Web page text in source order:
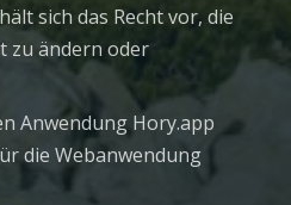
sich das Recht vor, die
zu ändern oder
Anwendung Hory.app
die Webanwendung